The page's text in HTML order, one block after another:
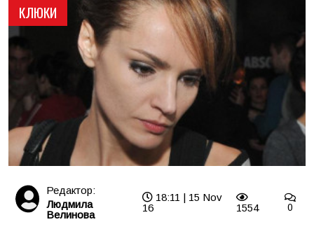
КЛЮКИ
Редактор:
Людмила
Велинова
18:11 | 15 Nov
16
1554 0